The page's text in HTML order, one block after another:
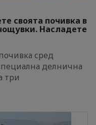
своята почивка в
Насладете
сред
делнична
три